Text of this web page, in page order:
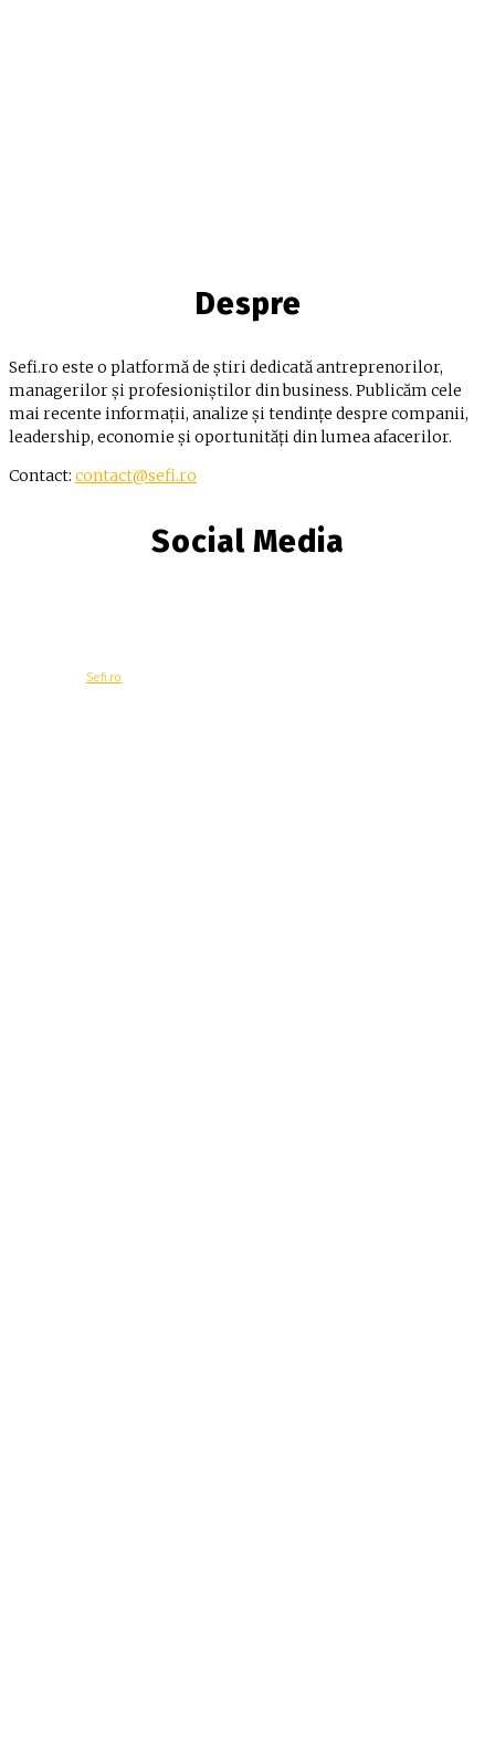
Despre
Sefi.ro este o platformă de știri dedicată antreprenorilor,
managerilor și profesioniștilor din business. Publicăm cele
mai recente informații, analize și tendințe despre companii,
leadership, economie și oportunități din lumea afacerilor.
Contact: contact@sefi.ro
Social Media
Sefi.ro